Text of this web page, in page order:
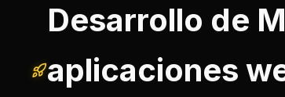
Desarrollo de
aplicaciones